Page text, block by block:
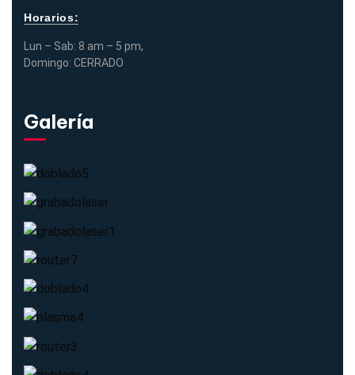
Horarios:
Lun – Sab: 8 am – 5 pm,
Domingo: CERRADO
Galería